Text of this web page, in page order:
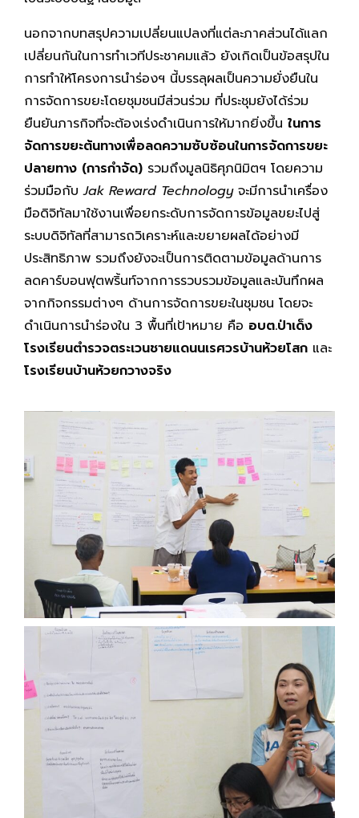
นอกจากบทสรุปความเปลี่ยนแปลงที่แต่ละภาคส่วนได้แลก
เปลี่ยนกันในการทำเวทีประชาคมแล้ว ยังเกิดเป็นข้อสรุปใน
การทำให้โครงการนำร่องฯ นี้บรรลุผลเป็นความยั่งยืนใน
การจัดการขยะโดยชุมชนมีส่วนร่วม ที่ประชุมยังได้ร่วม
ยืนยันภารกิจที่จะต้องเร่งดำเนินการให้มากยิ่งขึ้น ในการ
จัดการขยะต้นทางเพื่อลดความซับซ้อนในการจัดการขยะ
ปลายทาง (การกำจัด) รวมถึงมูลนิธิศุภนิมิตฯ โดยความ
ร่วมมือกับ Jak Reward Technologyจะมีการนำเครื่อง
มือดิจิทัลมาใช้งานเพื่อยกระดับการจัดการข้อมูลขยะไปสู่
ระบบดิจิทัลที่สามารถวิเคราะห์และขยายผลได้อย่างมี
ประสิทธิภาพ รวมถึงยังจะเป็นการติดตามข้อมูลด้านการ
ลดคาร์บอนฟุตพริ้นท์จากการรวบรวมข้อมูลและบันทึกผล
จากกิจกรรมต่างๆ ด้านการจัดการขยะในชุมชน โดยจะ
ดำเนินการนำร่องใน 3 พื้นที่เป้าหมาย คือ อบต.ป่าเด็ง
โรงเรียนตำรวจตระเวนชายแดนนเรศวรบ้านห้วยโสก และ
โรงเรียนบ้านห้วยกวางจริง